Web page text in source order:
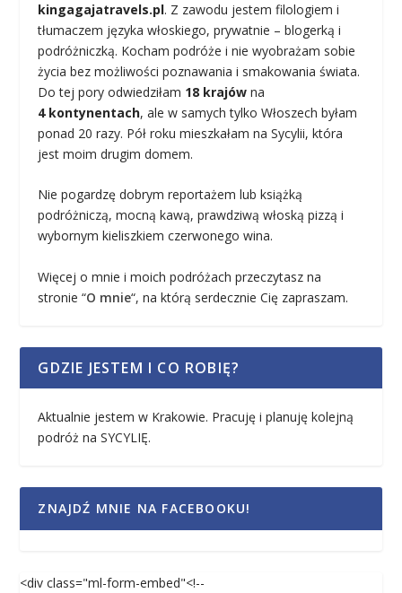
kingagajatravels.pl. Z zawodu jestem filologiem i
tłumaczem języka włoskiego, prywatnie – blogerką i
podróżniczką. Kocham podróże i nie wyobrażam sobie
życia bez możliwości poznawania i smakowania świata.
Do tej pory odwiedziłam 18 krajów na
4 kontynentach, ale w samych tylko Włoszech byłam
ponad 20 razy. Pół roku mieszkałam na Sycylii, która
jest moim drugim domem.
Nie pogardzę dobrym reportażem lub książką
podróżniczą, mocną kawą, prawdziwą włoską pizzą i
wybornym kieliszkiem czerwonego wina.
Więcej o mnie i moich podróżach przeczytasz na
stronie “O mnie“, na którą serdecznie Cię zapraszam.
GDZIE JESTEM I CO ROBIĘ?
Aktualnie jestem w Krakowie. Pracuję i planuję kolejną
podróż na SYCYLIĘ.
ZNAJDŹ MNIE NA FACEBOOKU!
<div class="ml-form-embed"<!--